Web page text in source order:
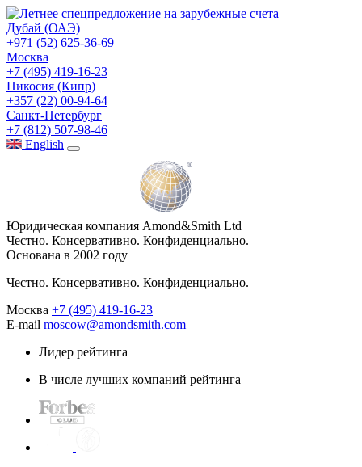
Дубай (ОАЭ)
+971 (52) 625-36-69
Москва
+7 (495) 419-16-23
Никосия (Кипр)
+357 (22) 00-94-64
Санкт-Петербург
+7 (812) 507-98-46
English
Юридическая компания Amond&Smith Ltd
Честно. Консервативно. Конфиденциально.
Основана в 2002 году
Честно. Консервативно. Конфиденциально.
Москва +7 (495) 419-16-23
E-mail moscow@amondsmith.com
Лидер рейтинга
В числе лучших компаний рейтинга